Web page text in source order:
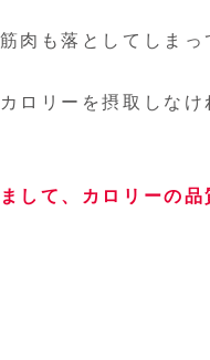
肉も落としてしまっ
ロリーを摂取しなけ
して、カロリーの品